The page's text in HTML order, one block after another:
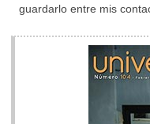
guardarlo entre mis